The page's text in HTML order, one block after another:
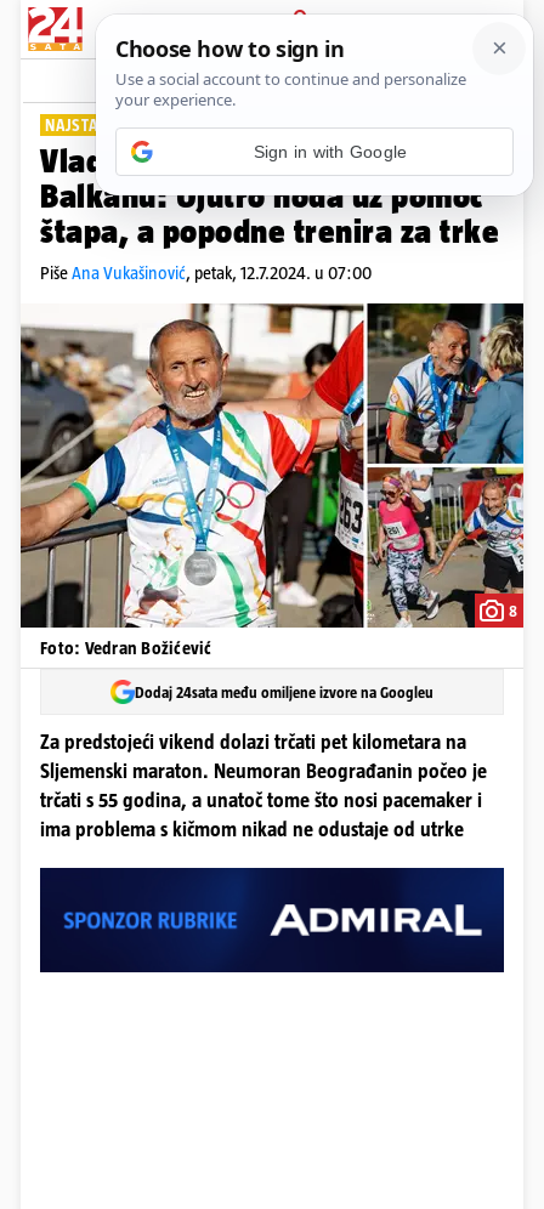
PRIJAVA
Lifestyle Komentari
NAJSTARIJI MARATONAC (90)
Vlada je najstariji maratonac na
Balkanu: Ujutro hoda uz pomoć
štapa, a popodne trenira za trke
PišeAna Vukašinović, petak, 12.7.2024. u 07:00
8
Foto: Vedran Božićević
Dodaj 24sata među omiljene izvore na Googleu
Za predstojeći vikend dolazi trčati pet kilometara na
Sljemenski maraton. Neumoran Beograđanin počeo je
trčati s 55 godina, a unatoč tome što nosi pacemaker i
ima problema s kičmom nikad ne odustaje od utrke